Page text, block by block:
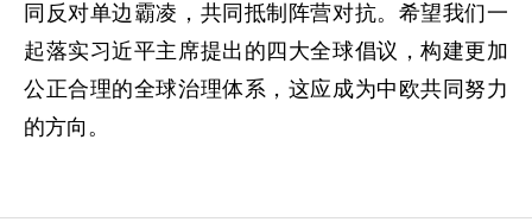
同反对单边霸凌，共同抵制阵营对抗。希望我们一
起落实习近平主席提出的四大全球倡议，构建更加
公正合理的全球治理体系，这应成为中欧共同努力
的方向。